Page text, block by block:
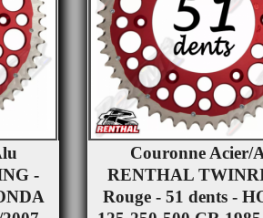
-
Couronne Acier/
RENTHAL
Rouge - 51 dents -
Aperçu rapide